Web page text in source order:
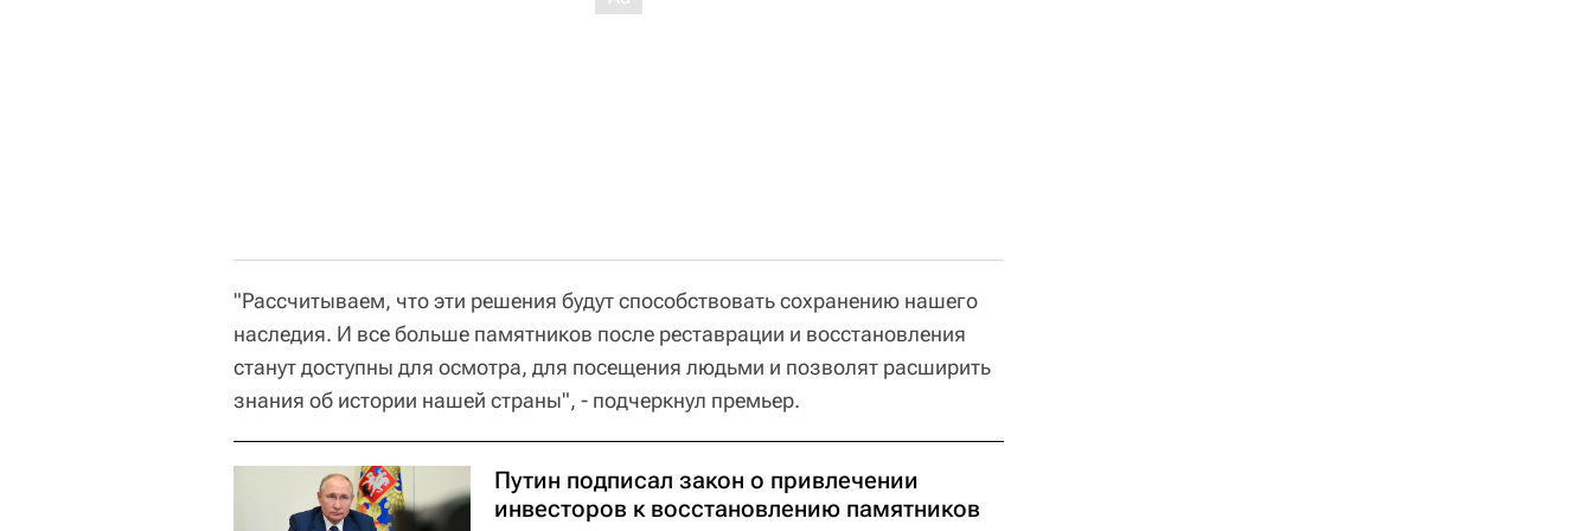
"Рассчитываем, что эти решения будут способствовать сохранению нашего
наследия. И все больше памятников после реставрации и восстановления
станут доступны для осмотра, для посещения людьми и позволят расширить
знания об истории нашей страны", - подчеркнул премьер.
Путин подписал закон о привлечении
инвесторов к восстановлению памятников